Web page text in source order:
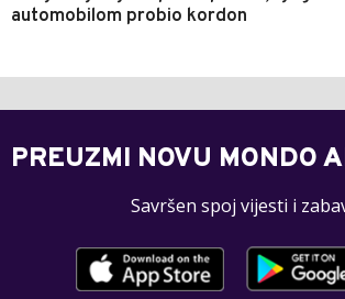
automobilom probio kordon
PREUZMI NOVU MONDO
Savršen spoj vijesti i